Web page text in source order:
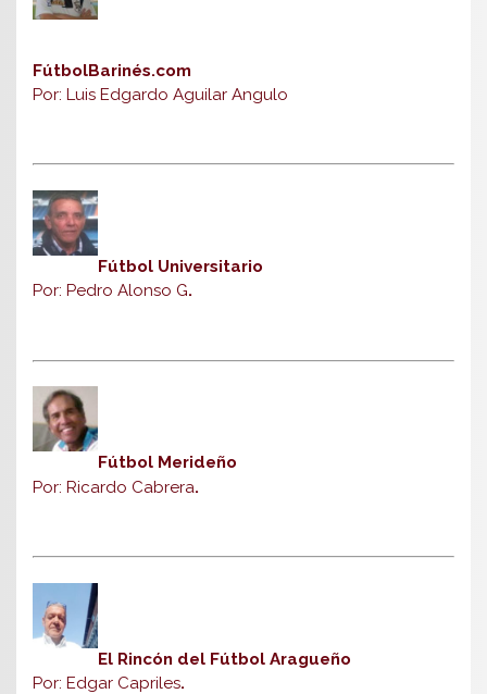
FútbolBarinés.com
Por: Luis Edgardo Aguilar Angulo
Fútbol Universitario
Por: Pedro Alonso G.
Fútbol Merideño
Por: Ricardo Cabrera.
El Rincón del Fútbol Aragueño
Por: Edgar Capriles.